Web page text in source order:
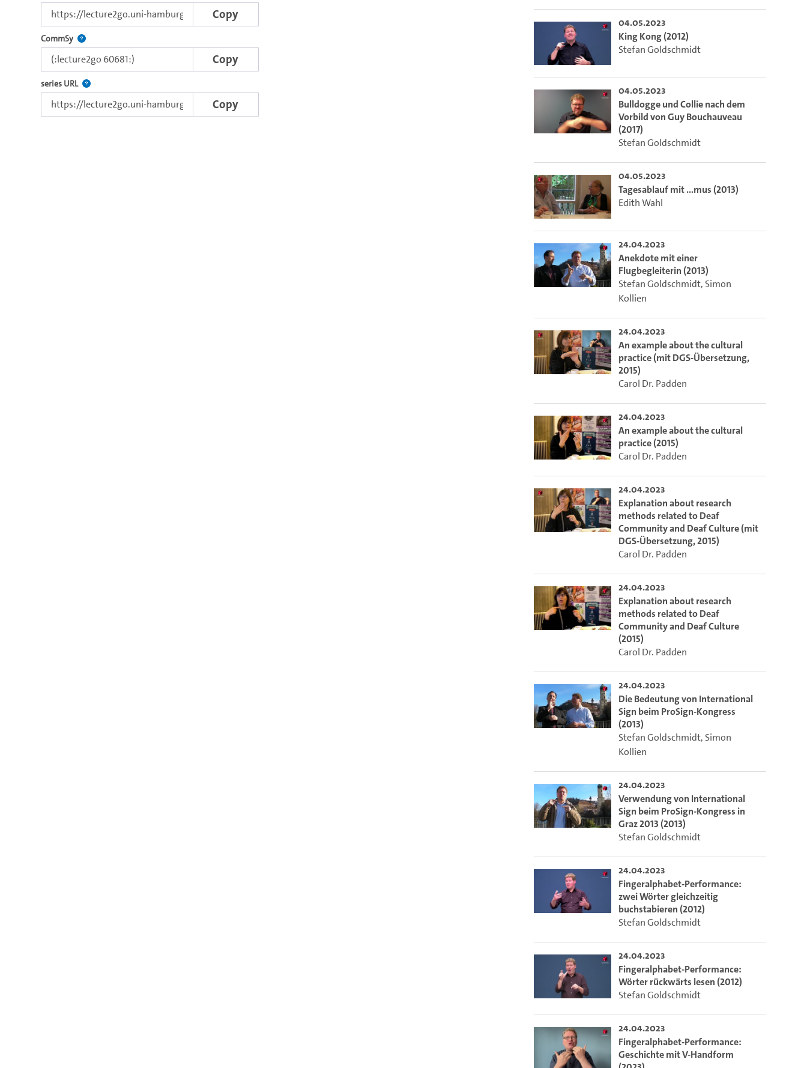
Copy
CommSy Use this code to embed the video in Commsy.
Copy
series URL The link to the series.
Copy
04.05.2023
King Kong (2012)
Stefan Goldschmidt
04.05.2023
Bulldogge und Collie nach dem
Vorbild von Guy Bouchauveau
(2017)
Stefan Goldschmidt
04.05.2023
Tagesablauf mit ...mus (2013)
Edith Wahl
24.04.2023
Anekdote mit einer
Flugbegleiterin (2013)
Stefan Goldschmidt, Simon
Kollien
24.04.2023
An example about the cultural
practice (mit DGS-Übersetzung,
2015)
Carol Dr. Padden
24.04.2023
An example about the cultural
practice (2015)
Carol Dr. Padden
24.04.2023
Explanation about research
methods related to Deaf
Community and Deaf Culture (mit
DGS-Übersetzung, 2015)
Carol Dr. Padden
24.04.2023
Explanation about research
methods related to Deaf
Community and Deaf Culture
(2015)
Carol Dr. Padden
24.04.2023
Die Bedeutung von International
Sign beim ProSign-Kongress
(2013)
Stefan Goldschmidt, Simon
Kollien
24.04.2023
Verwendung von International
Sign beim ProSign-Kongress in
Graz 2013 (2013)
Stefan Goldschmidt
24.04.2023
Fingeralphabet-Performance:
zwei Wörter gleichzeitig
buchstabieren (2012)
Stefan Goldschmidt
24.04.2023
Fingeralphabet-Performance:
Wörter rückwärts lesen (2012)
Stefan Goldschmidt
24.04.2023
Fingeralphabet-Performance:
Geschichte mit V-Handform